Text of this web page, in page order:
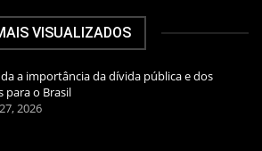
VISUALIZADOS
a importância da dívida pública e dos
para o Brasil
2026